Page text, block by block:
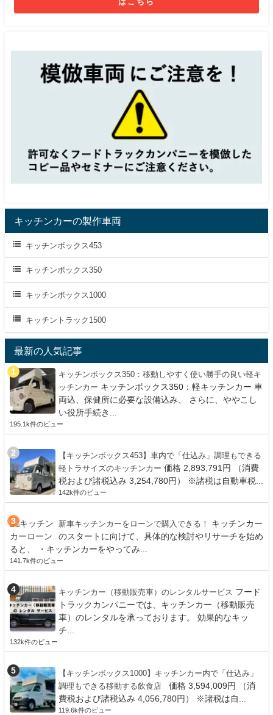
キッチンカーの製作車両
キッチンボックス453
キッチンボックス350
キッチンボックス1000
キッチントラック1500
最新の人気記事
キッチンボックス350：移動しやすく使い勝手の良い軽キ
ッチンカー キッチンボックス350：軽キッチンカー 車
両込、保健所に必要な設備込み、 さらに、ややこし
い役所手続き...
195.1k件のビュー
【キッチンボックス453】車内で「仕込み」調理もできる
軽トラサイズのキッチンカー 価格 2,893,791円 （消費
税および諸税込み 3,254,780円） ※諸税は自動車税...
142k件のビュー
新車キッチンカーをローンで購入できる！
キッチンカー
のスタートに向けて、具体的な検討やリサーチを始め
ると、 ・キッチンカーをやってみ...
141.7k件のビュー
キッチンカー（移動販売車）のレンタルサービス フード
トラックカンパニーでは、キッチンカー（移動販売
車）のレンタルを承っております。 効果的なキッ
チ...
132k件のビュー
【キッチンボックス1000】キッチンカー内で「仕込み」
調理もできる移動する飲食店
価格 3,594,009円 （消
費税および諸税込み 4,056,780円） ※諸税は自...
119.6k件のビュー